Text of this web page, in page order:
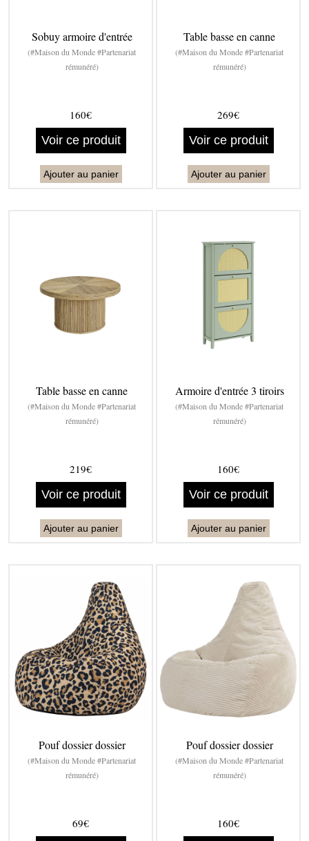
Sobuy armoire d'entrée
(#Maison du Monde #Partenariat
rémunéré)
160€
Voir ce produit
Ajouter au panier
Table basse en canne
(#Maison du Monde #Partenariat
rémunéré)
269€
Voir ce produit
Ajouter au panier
Table basse en canne
(#Maison du Monde #Partenariat
rémunéré)
219€
Voir ce produit
Ajouter au panier
Armoire d'entrée 3 tiroirs
(#Maison du Monde #Partenariat
rémunéré)
160€
Voir ce produit
Ajouter au panier
Pouf dossier dossier
(#Maison du Monde #Partenariat
rémunéré)
69€
Pouf dossier dossier
(#Maison du Monde #Partenariat
rémunéré)
160€